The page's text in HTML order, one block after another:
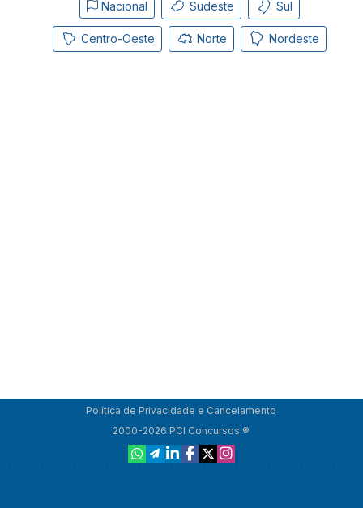
Nacional Sudeste Sul
Centro-Oeste Norte Nordeste
Política de Privacidade e Cancelamento
2000-2026 PCI Concursos ®